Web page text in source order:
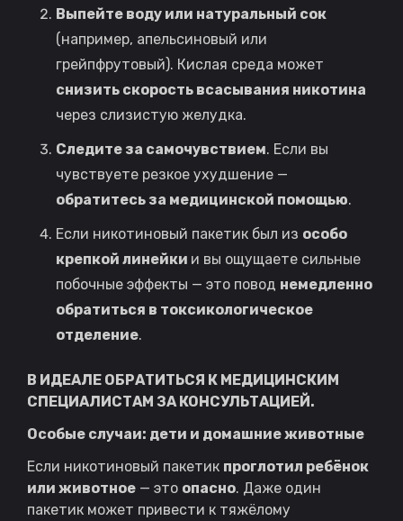
Выпейте воду или натуральный сок
(например, апельсиновый или
грейпфрутовый). Кислая среда может
снизить скорость всасывания никотина
через слизистую желудка.
Следите за самочувствием. Если вы
чувствуете резкое ухудшение —
обратитесь за медицинской помощью.
Если никотиновый пакетик был из особо
крепкой линейки и вы ощущаете сильные
побочные эффекты — это повод немедленно
обратиться в токсикологическое
отделение.
В ИДЕАЛЕ ОБРАТИТЬСЯ К МЕДИЦИНСКИМ
СПЕЦИАЛИСТАМ ЗА КОНСУЛЬТАЦИЕЙ.
Особые случаи: дети и домашние животные
Если никотиновый пакетик проглотил ребёнок
или животное — это опасно. Даже один
пакетик может привести к тяжёлому